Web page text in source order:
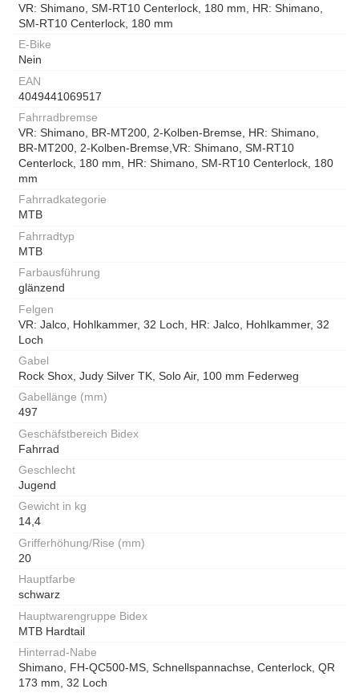
VR: Shimano, SM-RT10 Centerlock, 180 mm, HR: Shimano,
SM-RT10 Centerlock, 180 mm
E-Bike
Nein
EAN
4049441069517
Fahrradbremse
VR: Shimano, BR-MT200, 2-Kolben-Bremse, HR: Shimano,
BR-MT200, 2-Kolben-Bremse,VR: Shimano, SM-RT10
Centerlock, 180 mm, HR: Shimano, SM-RT10 Centerlock, 180
mm
Fahrradkategorie
MTB
Fahrradtyp
MTB
Farbausführung
glänzend
Felgen
VR: Jalco, Hohlkammer, 32 Loch, HR: Jalco, Hohlkammer, 32
Loch
Gabel
Rock Shox, Judy Silver TK, Solo Air, 100 mm Federweg
Gabellänge (mm)
497
Geschäfstbereich Bidex
Fahrrad
Geschlecht
Jugend
Gewicht in kg
14,4
Grifferhöhung/Rise (mm)
20
Hauptfarbe
schwarz
Hauptwarengruppe Bidex
MTB Hardtail
Hinterrad-Nabe
Shimano, FH-QC500-MS, Schnellspannachse, Centerlock, QR
173 mm, 32 Loch